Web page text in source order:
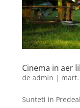
Cinema in aer
de admin |
Sunteti in